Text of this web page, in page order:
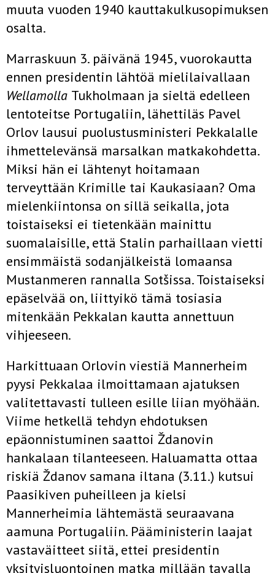
muuta vuoden 1940 kauttakulkusopimuksen
osalta.
Marraskuun 3. päivänä 1945, vuorokautta
ennen presidentin lähtöä mielilaivallaan
Wellamolla Tukholmaan ja sieltä edelleen
lentoteitse Portugaliin, lähettiläs Pavel
Orlov lausui puolustusministeri Pekkalalle
ihmettelevänsä marsalkan matkakohdetta.
Miksi hän ei lähtenyt hoitamaan
terveyttään Krimille tai Kaukasiaan? Oma
mielenkiintonsa on sillä seikalla, jota
toistaiseksi ei tietenkään mainittu
suomalaisille, että Stalin parhaillaan vietti
ensimmäistä sodanjälkeistä lomaansa
Mustanmeren rannalla Sotšissa. Toistaiseksi
epäselvää on, liittyikö tämä tosiasia
mitenkään Pekkalan kautta annettuun
vihjeeseen.
Harkittuaan Orlovin viestiä Mannerheim
pyysi Pekkalaa ilmoittamaan ajatuksen
valitettavasti tulleen esille liian myöhään.
Viime hetkellä tehdyn ehdotuksen
epäonnistuminen saattoi Ždanovin
hankalaan tilanteeseen. Haluamatta ottaa
riskiä Ždanov samana iltana (3.11.) kutsui
Paasikiven puheilleen ja kielsi
Mannerheimia lähtemästä seuraavana
aamuna Portugaliin. Pääministerin laajat
vastaväitteet siitä, ettei presidentin
yksityisluontoinen matka millään tavalla